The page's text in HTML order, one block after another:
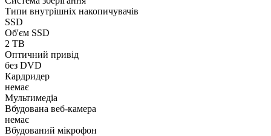
Типи внутрішніх накопичувачів
SSD
Об'єм SSD
2 TB
Оптичний привід
без DVD
Кардридер
немає
Мультимедіа
Вбудована веб-камера
немає
Вбудований мікрофон